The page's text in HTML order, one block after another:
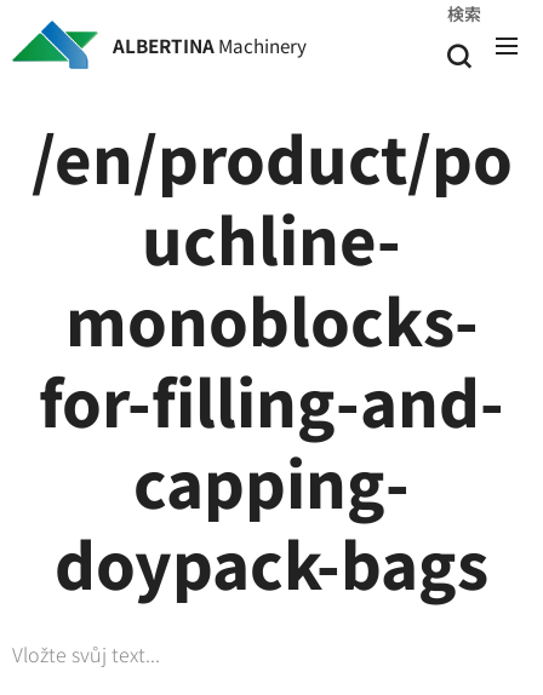
ALBERTINAMachinery
検索
/en/product/po
uchline-
monoblocks-
for-filling-and-
capping-
doypack-bags
Vložte svůj text...